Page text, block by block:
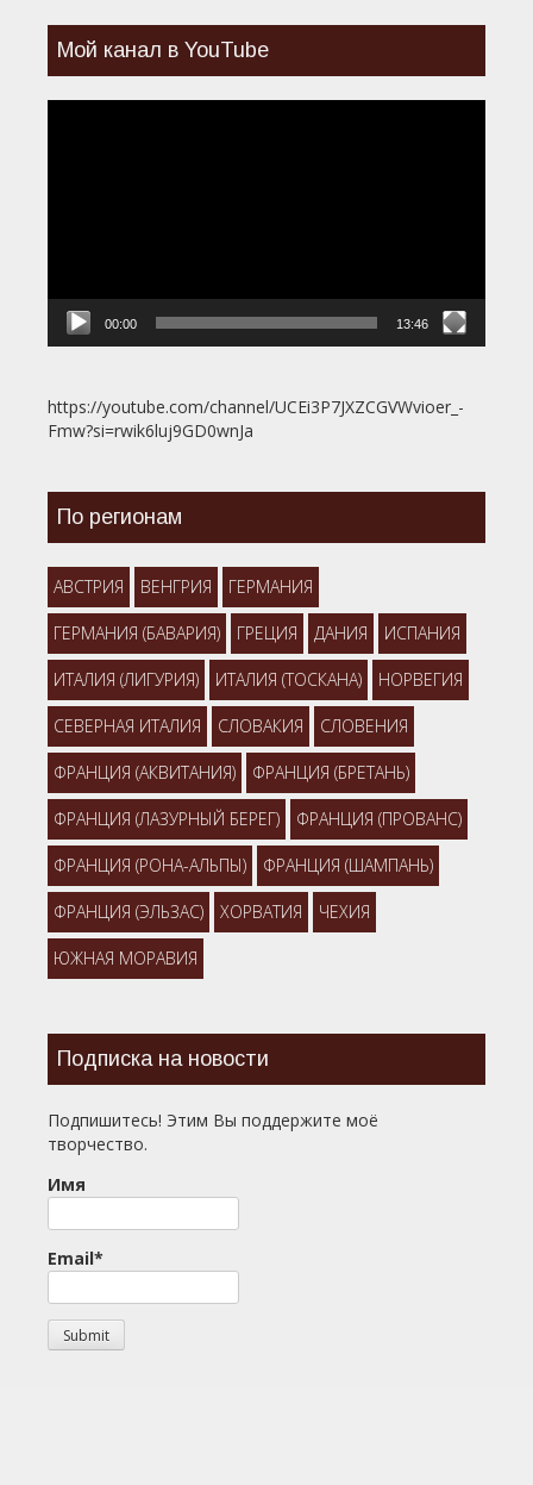
Мой канал в YouTube
00:00 13:46
https://youtube.com/channel/UCEi3P7JXZCGVWvioer_-
Fmw?si=rwik6luj9GD0wnJa
По регионам
АВСТРИЯ ВЕНГРИЯ ГЕРМАНИЯ
ГЕРМАНИЯ (БАВАРИЯ) ГРЕЦИЯ ДАНИЯ ИСПАНИЯ
ИТАЛИЯ (ЛИГУРИЯ) ИТАЛИЯ (ТОСКАНА) НОРВЕГИЯ
СЕВЕРНАЯ ИТАЛИЯ СЛОВАКИЯ СЛОВЕНИЯ
ФРАНЦИЯ (АКВИТАНИЯ) ФРАНЦИЯ (БРЕТАНЬ)
ФРАНЦИЯ (ЛАЗУРНЫЙ БЕРЕГ) ФРАНЦИЯ (ПРОВАНС)
ФРАНЦИЯ (РОНА-АЛЬПЫ) ФРАНЦИЯ (ШАМПАНЬ)
ФРАНЦИЯ (ЭЛЬЗАС) ХОРВАТИЯ ЧЕХИЯ
ЮЖНАЯ МОРАВИЯ
Подписка на новости
Подпишитесь! Этим Вы поддержите моё
творчество.
Имя
Email*